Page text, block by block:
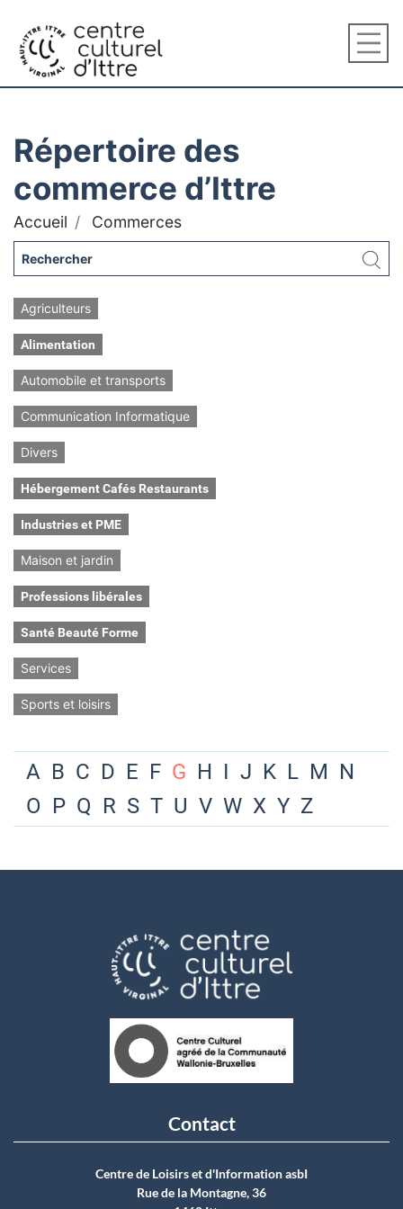
Répertoire des
commerce d’Ittre
Accueil Commerces
Agriculteurs
Alimentation
Automobile et transports
Communication Informatique
Divers
Hébergement Cafés Restaurants
Industries et PME
Maison et jardin
Professions libérales
Santé Beauté Forme
Services
Sports et loisirs
A B C D E F G H I J K L M N
O P Q R S T U V W X Y Z
Contact
Centre de Loisirs et d'Information asbI
Rue de la Montagne, 36